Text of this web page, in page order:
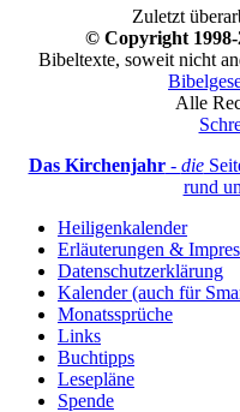
Zuletzt
© Copyright
Bibeltexte, soweit nicht
Alle
Das Kirchenjahr- die
rund
Heiligenkalender
Erläuterungen &
Datenschutzerklärung
Kalender (auch für
Monatssprüche
Links
Buchtipps
Lesepläne
Spende